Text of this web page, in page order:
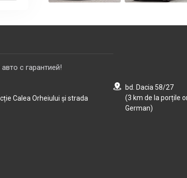
с гарантией!
Calea Orheiului și strada
bd. Dacia 58/27
(3 km de la porțile
German)